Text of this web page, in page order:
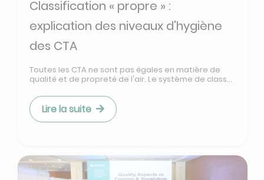
explication des niveaux d'hygiène
des CTA
qualité et de propreté de l'air. Le système de class...
Lire la suite